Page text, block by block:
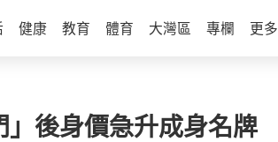
健康 教育 體育 大灣區 專欄 更多
後身價急升成身名牌